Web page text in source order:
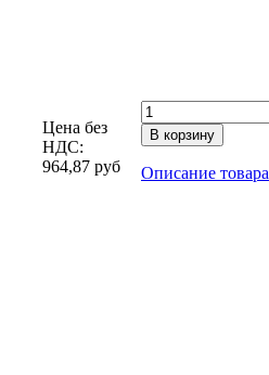
Цена без
НДС:
964,87 руб Описание товара